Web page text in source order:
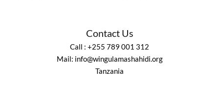
Contact Us
Call : +255 789 001 312
Mail: info@wingulamashahidi.org
Tanzania